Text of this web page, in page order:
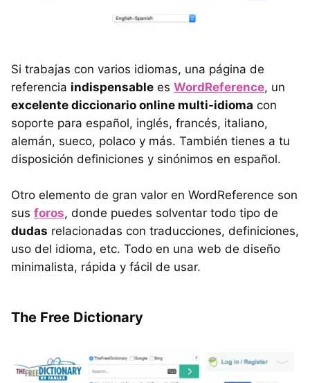
Si trabajas con varios idiomas, una página de
referencia indispensable es WordReference, un
excelente diccionario online multi-idioma con
soporte para español, inglés, francés, italiano,
alemán, sueco, polaco y más. También tienes a tu
disposición definiciones y sinónimos en español.
Otro elemento de gran valor en WordReference son
sus foros, donde puedes solventar todo tipo de
dudas relacionadas con traducciones, definiciones,
uso del idioma, etc. Todo en una web de diseño
minimalista, rápida y fácil de usar.
The Free Dictionary